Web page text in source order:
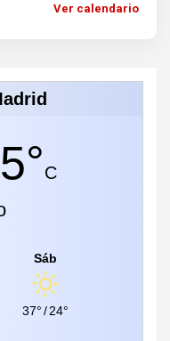
Ver calendario
C
Sáb
37°/24°